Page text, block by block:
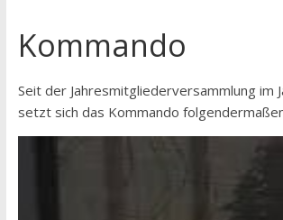
Kommando
Seit der Jahresmitgliederversammlung im
setzt sich das Kommando